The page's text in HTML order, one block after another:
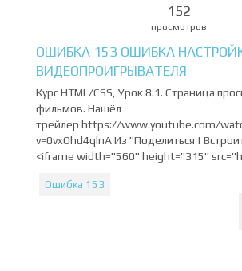
152
просмотров
ОШИБКА 153 ОШИБКА
ВИДЕОПРОИГРЫВАТЕЛЯ
Курс HTML/CSS, Урок 8.1. Страница
фильмов. Нашёл
трейлер https://www.youtube.com/
v=0vxOhd4qlnA Из "Поделиться |
<iframe width="560" height="315"
Ошибка 153